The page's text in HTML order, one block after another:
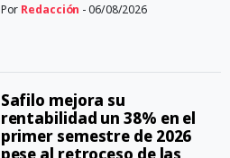
Por Redacción - 06/08/2026
Safilo mejora su
rentabilidad un 38% en el
primer semestre de 2026
pese al retroceso de las